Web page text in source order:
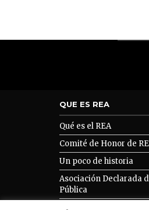
QUE ES REA
Qué es el REA
Comité de Honor de
Un poco de historia
Asociación Declarada
Pública
Asociarse a REA